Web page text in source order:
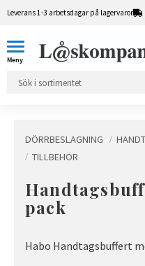
Leverans 1-3 arbetsdagar på lagervaror
DÖRRBESLAGNING
TILLBEHÖR
pack
Habo Handtagsbuffert